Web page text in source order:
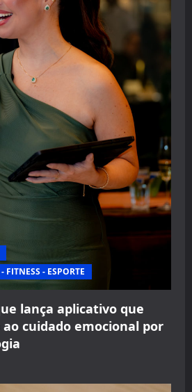
FITNESS - ESPORTE
lança aplicativo que
cuidado emocional por